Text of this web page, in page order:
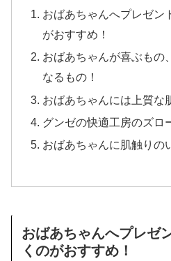
おばあちゃんへプレゼン
がおすすめ！
おばあちゃんが喜ぶもの
なるもの！
おばあちゃんには上質な
グンゼの快適工房のズロ
おばあちゃんに肌触りの
おばあちゃんへプレゼ
くのがおすすめ！